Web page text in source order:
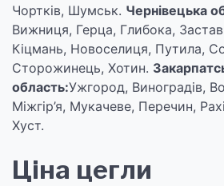
Чортків, Шумськ. Чернівецька
Вижниця, Герца, Глибока,
Кіцмань, Новоселиця, Путила,
Сторожинець, Хотин.
область:Ужгород, Виноградів,
Міжгір’я, Мукачеве, Перечин,
Хуст.
Ціна цегли